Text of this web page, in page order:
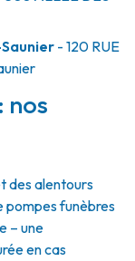
- 120 RUE
nos
des alentours
pompes funèbres
– une
en cas